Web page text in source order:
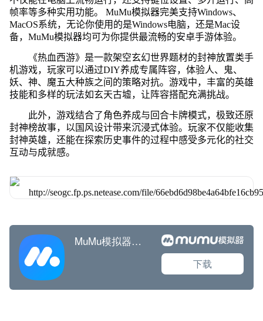
帧率等多种实用功能。 MuMu模拟器完美支持Windows、
MacOS系统，无论你使用的是Windows电脑，还是Mac设
备，MuMu模拟器均可为你提供最流畅的安卓手游体验。
《热血西游》是一款架空玄幻世界题材的封神放置类手
机游戏，玩家可以通过DIY养成专属阵容，体验人、鬼、
妖、神、魔五大种族之间的策略对抗。游戏中，丰富的英雄
技能和多样的玩法如玄天古墟，让阵容搭配充满挑战。
此外，游戏结合了角色养成与回合卡牌模式，极致还原
封神榜故事，以国风设计带来沉浸式体验。玩家不仅能收集
封神英雄，还能在探索历史事件的过程中感受多元化的社交
互动与成就感。